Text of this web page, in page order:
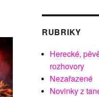
RUBRIKY
Herecké,
rozhovory
Nezařazené
Novinky z